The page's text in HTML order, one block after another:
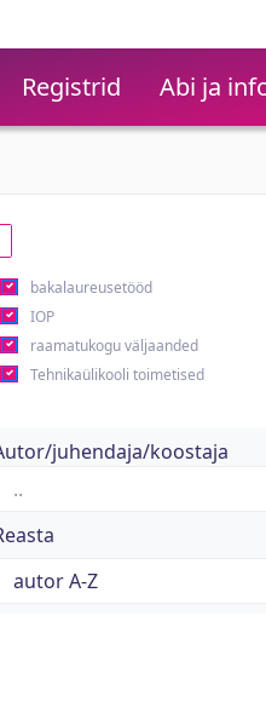
Registrid Abi ja
bakalaureusetööd
IOP
raamatukogu väljaanded
Tehnikaülikooli toimetised
juhendaja/koostaja